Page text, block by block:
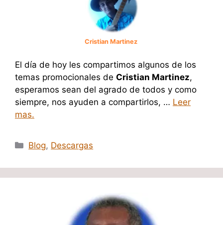
Cristian Martinez
El día de hoy les compartimos algunos de los
temas promocionales de Cristian Martinez,
esperamos sean del agrado de todos y como
siempre, nos ayuden a compartirlos, … Leer
mas.
Categorías
Blog, Descargas